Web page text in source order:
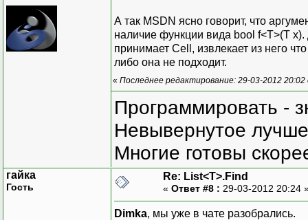
А так MSDN ясно говорит, что
наличие функции вида bool f<T>(T
принимает Cell, извлекает из него
либо она не подходит.
« Последнее редактирование: 29-03-2012
Программировать -
Невывернутое
Многие готовы
гайка
Гость
Re: List<T>.Find
« Ответ #8 : 29-03-2012 20:24
Dimka, мы уже в чате разобрались.